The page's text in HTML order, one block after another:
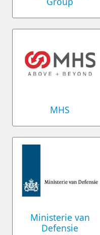
MHS
Ministerie van
Defensie